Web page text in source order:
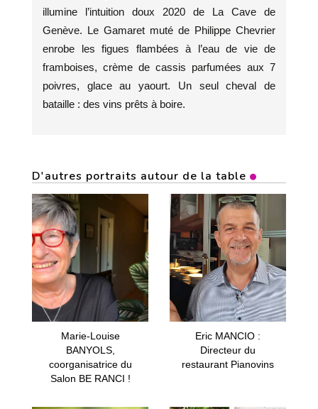
illumine l’intuition doux 2020 de La Cave de
Genève. Le Gamaret muté de Philippe Chevrier
enrobe les figues flambées à l’eau de vie de
framboises, crème de cassis parfumées aux 7
poivres, glace au yaourt. Un seul cheval de
bataille : des vins prêts à boire.
D'autres portraits autour de la table
Marie-Louise
BANYOLS,
coorganisatrice du
Salon BE RANCI !
Eric MANCIO :
Directeur du
restaurant Pianovins